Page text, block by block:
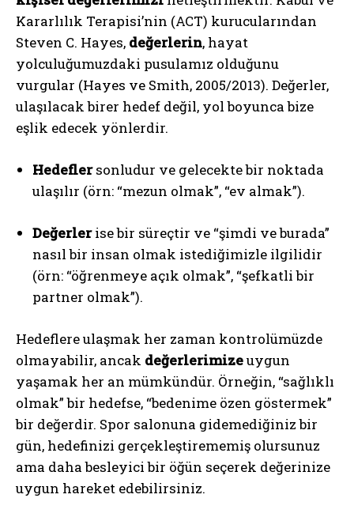
Kararlılık Terapisi’nin (ACT) kurucularından
Steven C. Hayes, değerlerin, hayat
yolculuğumuzdaki pusulamız olduğunu
vurgular (Hayes ve Smith, 2005/2013). Değerler,
ulaşılacak birer hedef değil, yol boyunca bize
eşlik edecek yönlerdir.
Hedeflersonludur ve gelecekte bir noktada
ulaşılır (örn: “mezun olmak”, “ev almak”).
Değerlerise bir süreçtir ve “şimdi ve burada”
nasıl bir insan olmak istediğimizle ilgilidir
(örn: “öğrenmeye açık olmak”, “şefkatli bir
partner olmak”).
Hedeflere ulaşmak her zaman kontrolümüzde
olmayabilir, ancak değerlerimizeuygun
yaşamak her an mümkündür. Örneğin, “sağlıklı
olmak” bir hedefse, “bedenime özen göstermek”
bir değerdir. Spor salonuna gidemediğiniz bir
gün, hedefinizi gerçekleştirememiş olursunuz
ama daha besleyici bir öğün seçerek değerinize
uygun hareket edebilirsiniz.